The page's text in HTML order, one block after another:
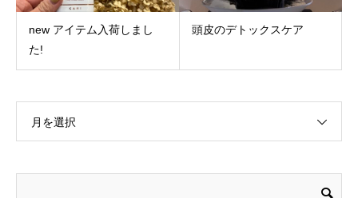
new アイテム入荷しまし
た!
頭皮のデトックスケア
月を選択